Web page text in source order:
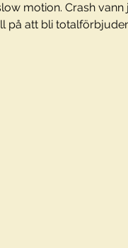
motion. Crash
på att bli